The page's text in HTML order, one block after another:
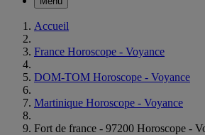
Accueil
France Horoscope - Voyance
DOM-TOM Horoscope - Voyance
Martinique Horoscope - Voyance
Fort de france - 97200 Horoscope -